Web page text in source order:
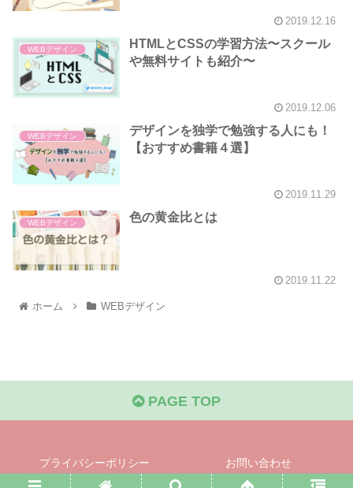
2019.12.16
WEBデザイン
HTMLとCSSの学習方法〜スクール
や無料サイトも紹介〜
2019.12.06
WEBデザイン
デザインを独学で勉強する人にも！
【おすすめ書籍４選】
2019.11.29
WEBデザイン 色の黄金比とは
2019.11.22
ホーム WEBデザイン
PAGE TOP
プライバシーポリシー お問い合わせ